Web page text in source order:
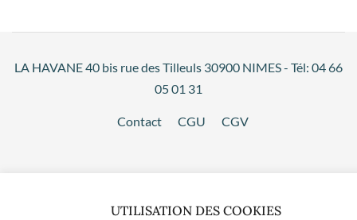
LA HAVANE 40 bis rue des Tilleuls 30900 NIMES - Tél: 04 66
05 01 31
Contact CGU CGV
UTILISATION DES COOKIES